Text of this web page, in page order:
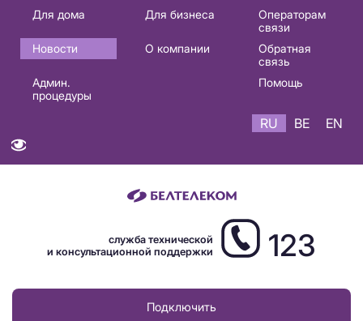
Основная
навигация
RU
Для дома Для бизнеса
Операторам
связи
Новости
О компании
Обратная
связь
Админ.
процедуры
Помощь
RU BE EN
служба технической
и консультационной поддержки
123
Подключить